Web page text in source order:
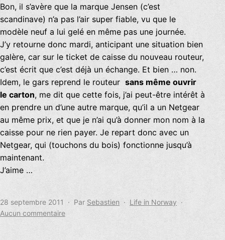
Bon, il s’avère que la marque Jensen (c’est
scandinave) n’a pas l’air super fiable, vu que le
modèle neuf a lui gelé en même pas une journée.
J’y retourne donc mardi, anticipant une situation bien
galère, car sur le ticket de caisse du nouveau routeur,
c’est écrit que c’est déjà un échange. Et bien … non.
Idem, le gars reprend le routeur sans même ouvrir
le carton, me dit que cette fois, j’ai peut-être intérêt à
en prendre un d’une autre marque, qu’il a un Netgear
au même prix, et que je n’ai qu’à donner mon nom à la
caisse pour ne rien payer. Je repart donc avec un
Netgear, qui (touchons du bois) fonctionne jusqu’à
maintenant.
J’aime …
Publié
le
28 septembre 2011 Par Sebastien
Catégorisé
Life in Norway
Aucun commentairesur